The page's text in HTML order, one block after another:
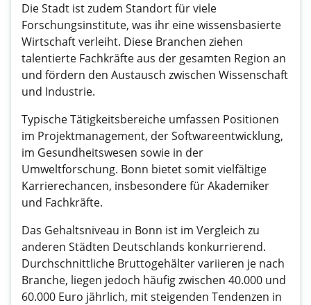
Die Stadt ist zudem Standort für viele
Forschungsinstitute, was ihr eine wissensbasierte
Wirtschaft verleiht. Diese Branchen ziehen
talentierte Fachkräfte aus der gesamten Region an
und fördern den Austausch zwischen Wissenschaft
und Industrie.
Typische Tätigkeitsbereiche umfassen Positionen
im Projektmanagement, der Softwareentwicklung,
im Gesundheitswesen sowie in der
Umweltforschung. Bonn bietet somit vielfältige
Karrierechancen, insbesondere für Akademiker
und Fachkräfte.
Das Gehaltsniveau in Bonn ist im Vergleich zu
anderen Städten Deutschlands konkurrierend.
Durchschnittliche Bruttogehälter variieren je nach
Branche, liegen jedoch häufig zwischen 40.000 und
60.000 Euro jährlich, mit steigenden Tendenzen in